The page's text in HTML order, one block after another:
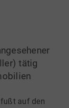
tätig
auf den